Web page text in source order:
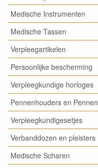
Medische Instrumenten
Medische Tassen
Verpleegartikelen
Persoonlijke bescherming
Verpleegkundige horloges
Pennenhouders en Pennen
Verpleegkundigesetjes
Verbanddozen en pleisters
Medische Scharen